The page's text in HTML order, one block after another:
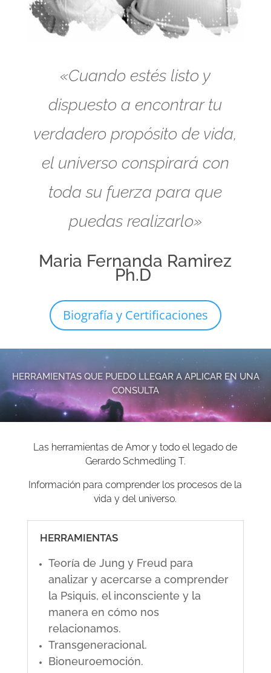
«Cuando estés listo y
dispuesto a encontrar tu
verdadero propósito de vida,
el universo conspirará con
toda su fuerza para que
puedas realizarlo»
Maria Fernanda Ramirez
Ph.D
Biografía y Certificaciones
HERRAMIENTAS QUE PUEDO LLEGAR A APLICAR EN UNA
CONSULTA
Las herramientas de Amor y todo el legado de
Gerardo Schmedling T.
Información para comprender los procesos de la
vida y del universo.
HERRAMIENTAS
Teoría de Jung y Freud para
analizar y acercarse a comprender
la Psiquis, el inconsciente y la
manera en cómo nos
relacionamos.
Transgeneracional.
Bioneuroemoción.